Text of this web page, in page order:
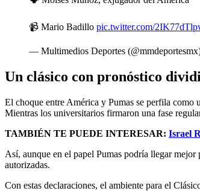
📹 Mario Badillo pic.twitter.com/
— Multimedios Deportes
Un clásico con pronóstico
El choque entre América y Pumas se perfila
Mientras los universitarios firmaron una fase
TAMBIÉN TE PUEDE INTERESAR: Israel
Así, aunque en el papel Pumas podría llegar
autorizadas.
Con estas declaraciones, el ambiente para el